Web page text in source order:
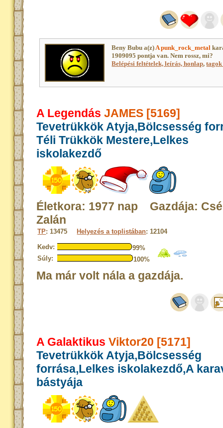
Beny Bubu a(z)A punk_rock_metal
1909095 pontja van. Nem rossz, mi?
Belépési feltételek, leírás, honlap,
A Legendás JAMES [5169]
Tevetrükkök Atyja,Bölcsesség
Téli Trükkök Mestere,Lelkes
iskolakezdő
Életkora: 1977 nap Gazdája:
Zalán
TP: 13475 Helyezés a toplistában: 12104
Kedv:
99%
Súly:
100%
Ma már volt nála a gazdája.
A Galaktikus Viktor20 [5171]
Tevetrükkök Atyja,Bölcsesség
forrása,Lelkes iskolakezdő,A
bástyája